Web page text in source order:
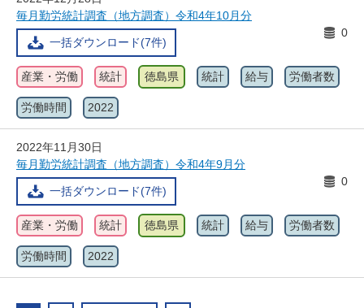
毎月勤労統計調査（地方調査）令和4年10月分
一括ダウンロード(7件)
0
産業・労働 統計 徳島県 統計 給与 労働者数
労働時間 2022
2022年11月30日
毎月勤労統計調査（地方調査）令和4年9月分
一括ダウンロード(7件)
0
産業・労働 統計 徳島県 統計 給与 労働者数
労働時間 2022